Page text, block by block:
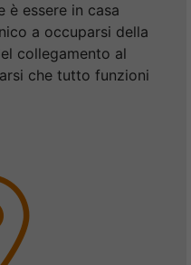
è essere in casa
a occuparsi della
collegamento al
che tutto funzioni